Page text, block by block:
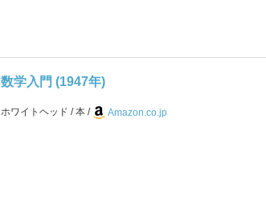
数学入門 (1947年)
ホワイトヘッド 本 Amazon.co.jp